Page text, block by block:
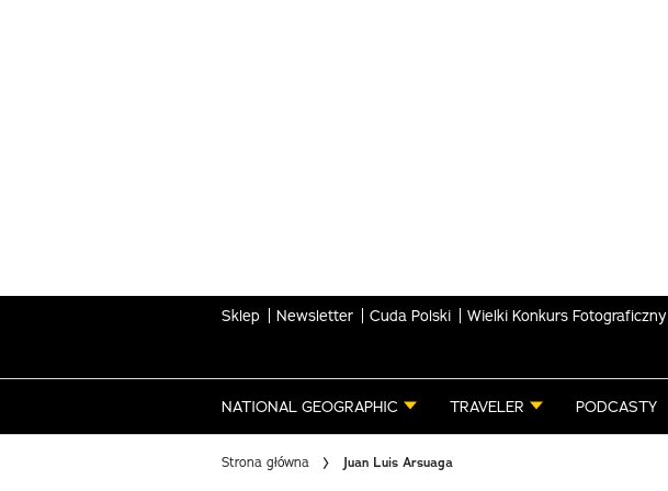
Sklep Newsletter Cuda Polski Wielki Konkurs Fotograficzny
NATIONAL GEOGRAPHIC TRAVELER PODCASTY
Strona główna Juan Luis Arsuaga